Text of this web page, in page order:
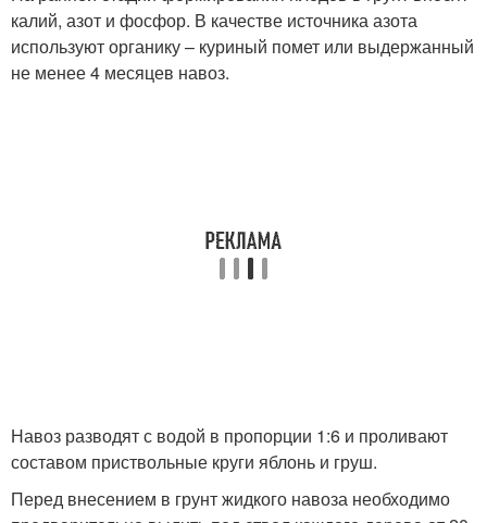
калий, азот и фосфор. В качестве источника азота
используют органику – куриный помет или выдержанный
не менее 4 месяцев навоз.
Навоз разводят с водой в пропорции 1:6 и проливают
составом приствольные круги яблонь и груш.
Перед внесением в грунт жидкого навоза необходимо